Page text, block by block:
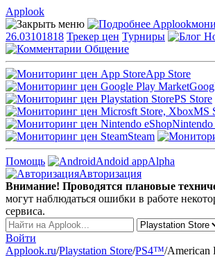
Applook
Applook
26.03101818 Трекер цен Турниры
Общение
App Store
PS Store
MS
Nintendo
Steam
Помощь Andoid appAlpha
Авторизация
Внимание! Проводятся плановые
могут наблюдаться ошибки в работе
сервиса.
Войти
Applook.ru/Playstation Store/PS4™/American